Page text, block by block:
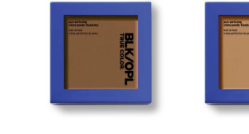
aantal
aantal